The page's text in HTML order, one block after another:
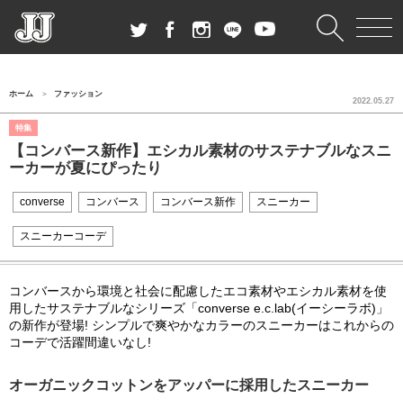
ホーム ファッション
特集
【コンバース新作】エシカル素材のサステナブルなスニ
ーカーが夏にぴったり
2022.05.27
converse コンバース コンバース新作 スニーカー
スニーカーコーデ
コンバースから環境と社会に配慮したエコ素材やエシカル素材を使
用したサステナブルなシリーズ「converse e.c.lab(イーシーラボ)」
の新作が登場! シンプルで爽やかなカラーのスニーカーはこれからの
コーデで活躍間違いなし!
オーガニックコットンをアッパーに採用したスニーカー